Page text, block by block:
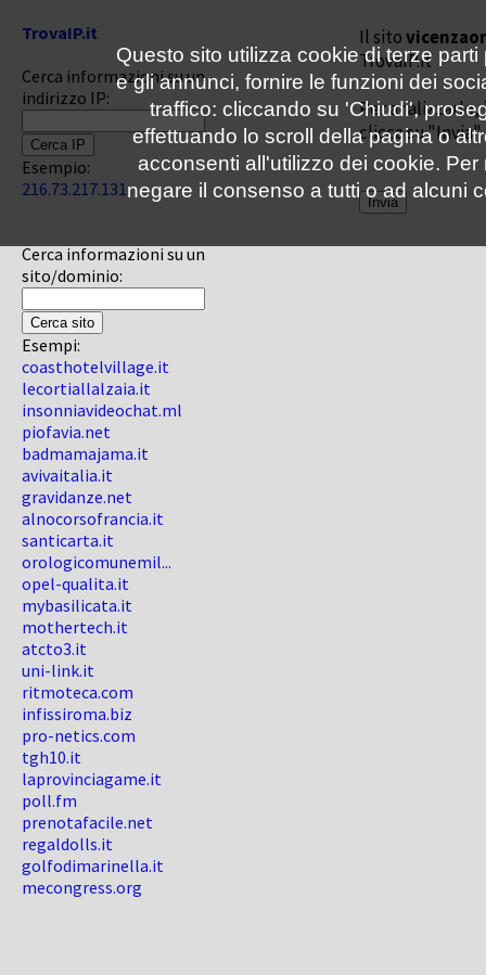
TrovaIP.it
Cerca informazioni su un
indirizzo IP:
Esempio:
216.73.217.131
Cerca informazioni su un
sito/dominio:
Esempi:
coasthotelvillage.it
lecortiallalzaia.it
insonniavideochat.ml
piofavia.net
badmamajama.it
avivaitalia.it
gravidanze.net
alnocorsofrancia.it
santicarta.it
orologicomunemil...
opel-qualita.it
mybasilicata.it
mothertech.it
atcto3.it
uni-link.it
ritmoteca.com
infissiroma.biz
pro-netics.com
tgh10.it
laprovinciagame.it
poll.fm
prenotafacile.net
regaldolls.it
golfodimarinella.it
mecongress.org
Il sito
TrovaIP.it
Per analizzarlo,
clicca su "Invia"
Questo sito utilizza cookie di terze
e gli annunci, fornire le funzioni dei
traffico: cliccando su 'Chiudi',
effettuando lo scroll della pagina o
acconsenti all'utilizzo dei cookie.
negare il consenso a tutti o ad alcuni